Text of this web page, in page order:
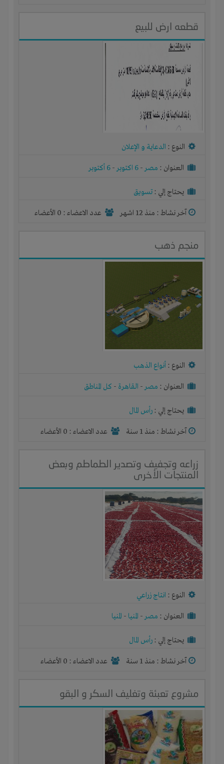
قطعه ارض للبيع
النوع : الدعاية و الإعلان
العنوان : مصر- 6 اكتوبر - 6 أكتوبر
يحتاج إلي : تسويق
آخر نشاط : منذ 12 اشهر عدد الاعضاء : 0 الأعضاء
منجم ذهب
النوع : أنواع الذهب
العنوان : مصر- القاهرة - كل المناطق
يحتاج إلي : رأس المال
آخر نشاط : منذ 1 سنة عدد الاعضاء : 0 الأعضاء
زراعه وتجفيف وتصدير الطماطم وبعض
المنتجات الأخرى
النوع : انتاج زراعي
العنوان : مصر- المنيا - المنيا
يحتاج إلي : رأس المال
آخر نشاط : منذ 1 سنة عدد الاعضاء : 0 الأعضاء
مشروع تعبئة وتغليف السكر و البقو